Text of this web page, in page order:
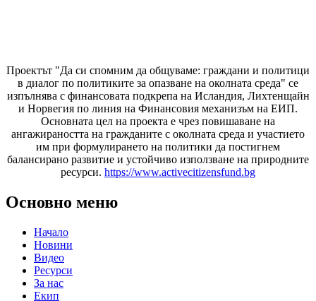
Проектът "Да си спомним да общуваме: граждани и политици
в диалог по политиките за опазване на околната среда" се
изпълнява с финансовата подкрепа на Исландия, Лихтенщайн
и Норвегия по линия на Финансовия механизъм на ЕИП.
Основната цел на проекта е чрез повишаване на
ангажираността на гражданите с околната среда и участието
им при формулирането на политики да постигнем
балансирано развитие и устойчиво използване на природните
ресурси. https://www.activecitizensfund.bg
Основно меню
Начало
Новини
Видео
Ресурси
За нас
Екип